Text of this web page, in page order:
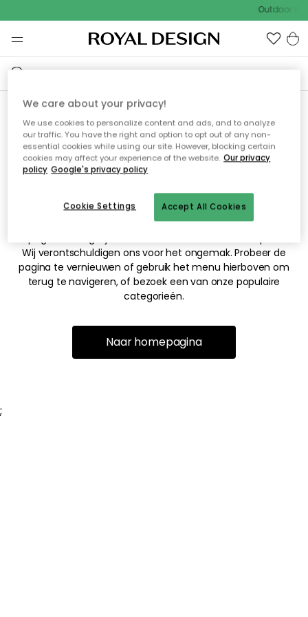
Outdoor
Sorry! De pagina waarnaar
je hebt gezocht kan niet
worden weergegeven.
Wij verontschuldigen ons voor het ongemak. Probeer de
pagina te vernieuwen of gebruik het menu hierboven om
terug te navigeren, of bezoek een van onze populaire
categorieën.
Naar homepagina
;
We care about your privacy!
We use cookies to personalize content and ads, and to analyze
our traffic. You have the right and option to opt out of any non-
essential cookies while using our site. However, blocking certain
cookies may affect your experience of the website. Our privacy
policy Google's privacy policy
Accept All Cookies
Cookie Settings